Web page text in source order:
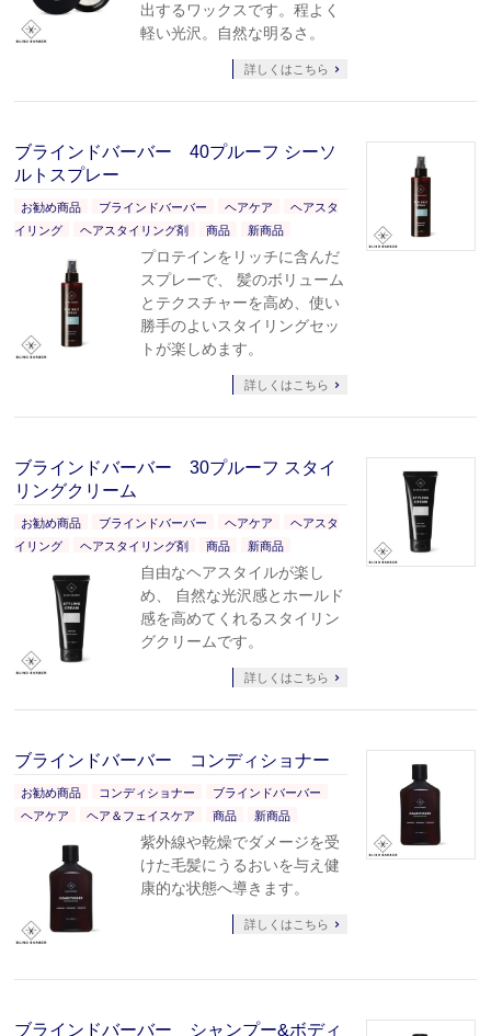
出するワックスです。程よく
軽い光沢。自然な明るさ。
詳しくはこちら
ブラインドバーバー 40プルーフ シーソ
ルトスプレー
お勧め商品 ブラインドバーバー ヘアケア
ヘアスタ
イリング
ヘアスタイリング剤 商品 新商品
プロテインをリッチに含んだ
スプレーで、 髪のボリューム
とテクスチャーを高め、使い
勝手のよいスタイリングセッ
トが楽しめます。
詳しくはこちら
ブラインドバーバー 30プルーフ スタイ
リングクリーム
お勧め商品 ブラインドバーバー ヘアケア
ヘアスタ
イリング
ヘアスタイリング剤 商品 新商品
自由なヘアスタイルが楽し
め、 自然な光沢感とホールド
感を高めてくれるスタイリン
グクリームです。
詳しくはこちら
ブラインドバーバー コンディショナー
お勧め商品 コンディショナー
ブラインドバーバー
ヘアケア
ヘア＆フェイスケア 商品 新商品
紫外線や乾燥でダメージを受
けた毛髪にうるおいを与え健
康的な状態へ導きます。
詳しくはこちら
ブラインドバーバー シャンプー&ボディ